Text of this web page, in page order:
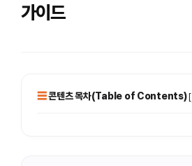
가이드
콘텐츠 목차(Table of Contents)[